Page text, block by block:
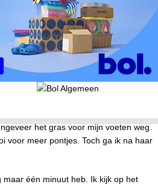
aan de stad.
Hun conclusie: voor de scheepvaart te
komst van de Javabrug. Bewoners,
een brug en voor een tunnel.
het gras voor mijn voeten weg.
voor meer pontjes. Toch ga ik na haar
één minuut heb. Ik kijk op het